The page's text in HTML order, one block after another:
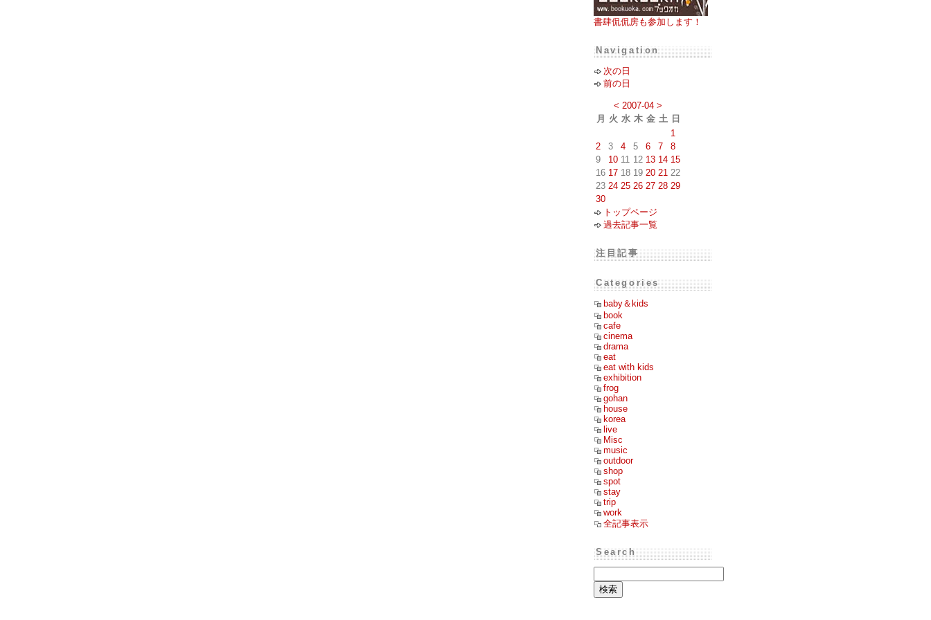
書肆侃侃房も参加します！
Navigation
次の日
前の日
< 2007-04 >
月
火 水 木 金 土 日
1
2
3 4 5 6 7
8
9
10 11 12 13 14 15
16 17 18 19 20 21 22
23 24 25 26 27 28 29
30
トップページ
過去記事一覧
注目記事
Categories
baby＆kids
book
cafe
cinema
drama
eat
eat with kids
exhibition
frog
gohan
house
korea
live
Misc
music
outdoor
shop
spot
stay
trip
work
全記事表示
Search